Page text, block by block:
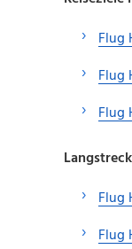
Flug
Flug
Flug
Flug
Flug